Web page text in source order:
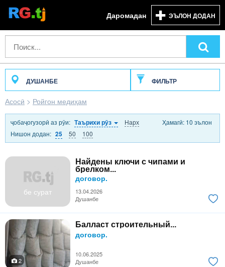
Даромадан ЭЪЛОН ДОДАН
ДУШАНБЕ ФИЛЬТР
Асосӣ > Ройгон медиҳам
ҷобаҷогузорӣ аз рӯи: Таърихи рӯз
Нарх
Нишон додан: 25 50 100
Ҳамагӣ: 10 эълон
бе сурат
Найдены ключи с чипами и
брелком...
договор.
13.04.2026
Душанбе
Балласт строительный...
договор.
10.06.2025
2
Душанбе